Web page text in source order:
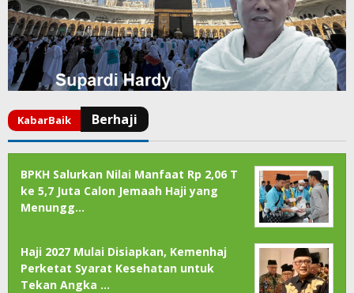
BPKH Salurkan Nilai Manfaat Rp 2,06 T
ke 5,7 Juta Calon Jemaah Haji yang
Menungg…
Haji 2027 Mulai Disiapkan, Kemenhaj
Perketat Syarat Kesehatan untuk
Tekan Angka …